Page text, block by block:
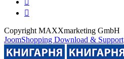
Copyright MAXXmarketing GmbH
JoomShopping Download & Support